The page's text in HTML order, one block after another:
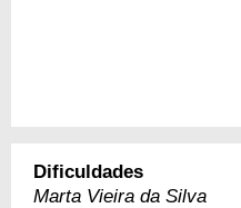
Dificuldades
Marta Vieira da Silva